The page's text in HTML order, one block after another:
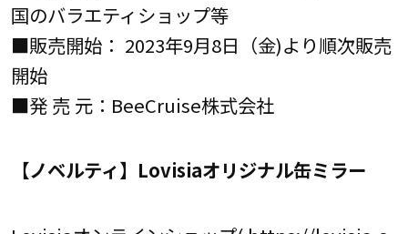
国のバラエティショップ等
■販売開始： 2023年9月8日（金)より順次販売
開始
■発 売 元：BeeCruise株式会社
【ノベルティ】Lovisiaオリジナル缶ミラー